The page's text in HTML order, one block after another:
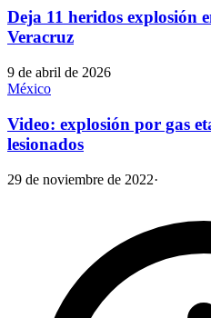
Deja 11 heridos explosión
Veracruz
9 de abril de 2026
México
Video: explosión por gas
lesionados
29 de noviembre de 2022·